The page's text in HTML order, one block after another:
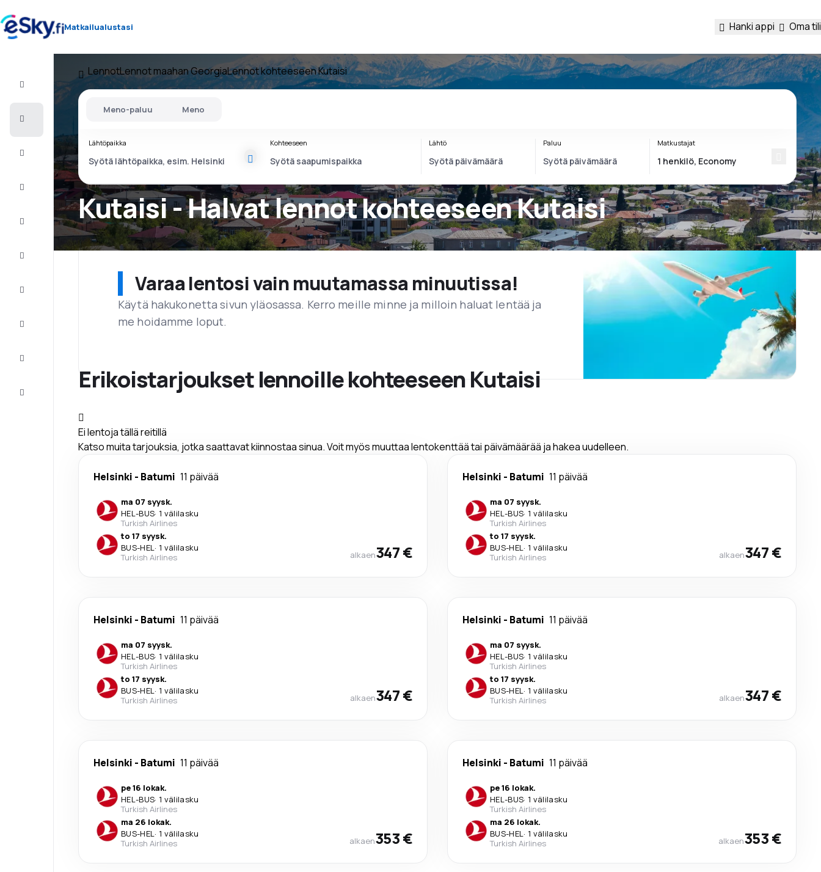
Matkailualustasi Hanki appi Oma tili
Lento+Hotelli
Lomamatkat
Äkkilähdöt
Kaupunkilomat
LennotLennot maahan GeorgiaLennot kohteeseen Kutaisi
Kutaisi - Halvat lennot kohteeseen Kutaisi
Meno-paluu Meno
Lähtöpaikka Kohteeseen Lähtö Paluu Matkustajat
Varaa lentosi vain muutamassa minuutissa!
Käytä hakukonetta sivun yläosassa. Kerro meille minne ja milloin haluat lentää ja
me hoidamme loput.
Erikoistarjoukset lennoille kohteeseen Kutaisi
Ei lentoja tällä reitillä
Katso muita tarjouksia, jotka saattavat kiinnostaa sinua. Voit myös muuttaa lentokenttää tai päivämäärää ja hakea uudelleen.
Helsinki - Batumi 11 päivää
ma 07 syysk.
HEL-BUS· 1 välilasku
Turkish Airlines
to 17 syysk.
BUS-HEL· 1 välilasku
Turkish Airlines
alkaen347 €
Helsinki - Batumi 11 päivää
ma 07 syysk.
HEL-BUS· 1 välilasku
Turkish Airlines
to 17 syysk.
BUS-HEL· 1 välilasku
Turkish Airlines
alkaen347 €
Helsinki - Batumi 11 päivää
ma 07 syysk.
HEL-BUS· 1 välilasku
Turkish Airlines
to 17 syysk.
BUS-HEL· 1 välilasku
Turkish Airlines
alkaen347 €
Helsinki - Batumi 11 päivää
ma 07 syysk.
HEL-BUS· 1 välilasku
Turkish Airlines
to 17 syysk.
BUS-HEL· 1 välilasku
Turkish Airlines
alkaen347 €
Helsinki - Batumi 11 päivää
pe 16 lokak.
HEL-BUS· 1 välilasku
Turkish Airlines
ma 26 lokak.
BUS-HEL· 1 välilasku
Turkish Airlines
alkaen353 €
Helsinki - Batumi 11 päivää
pe 16 lokak.
HEL-BUS· 1 välilasku
Turkish Airlines
ma 26 lokak.
BUS-HEL· 1 välilasku
Turkish Airlines
alkaen353 €